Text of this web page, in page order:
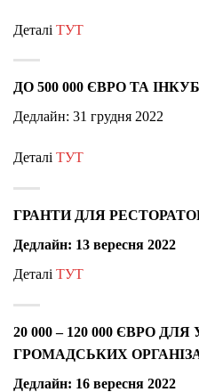
Деталі ТУТ
ДО 500 000 ЄВРО ТА
Дедлайн: 31 грудня 2022
Деталі ТУТ
ГРАНТИ ДЛЯ
Дедлайн: 13 вересня 2022
Деталі ТУТ
20 000 – 120 000 ЄВРО
ГРОМАДСЬКИХ
Дедлайн: 16 вересня 2022